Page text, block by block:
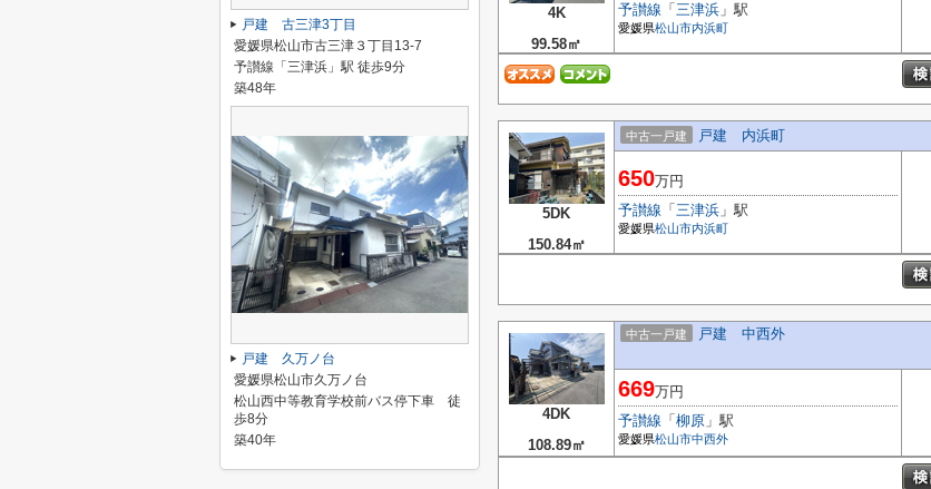
4K
99.58㎡
予讃線 「 三津浜 」駅
愛媛県松山市内浜町
5DK
150.84㎡
中古一戸建 戸建 内浜町
650万円
予讃線 「 三津浜 」駅
愛媛県松山市内浜町
4DK
108.89㎡
中古一戸建 戸建 中西外
669万円
予讃線 「 柳原 」駅
愛媛県松山市中西外
戸建 古三津3丁目
愛媛県松山市古三津３丁目13-7
予讃線「三津浜」駅 徒歩9分
築48年
戸建 久万ノ台
愛媛県松山市久万ノ台
松山西中等教育学校前バス停下車 徒
歩8分
築40年